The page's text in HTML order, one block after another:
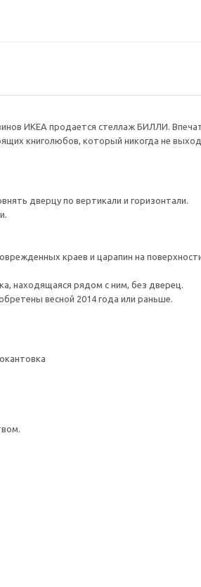
ИКЕА продается стеллаж БИЛЛИ.
книголюбов, который никогда не
дверцу по вертикали и горизонтали.
краев и царапин на
находящаяся рядом с ним, без дверец.
весной 2014 года или раньше.